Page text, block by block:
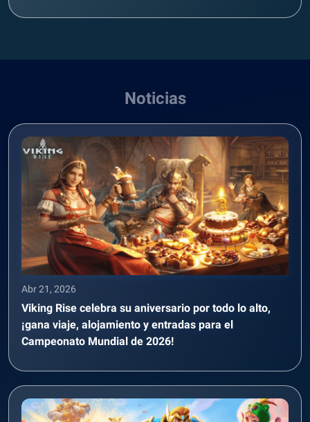
Noticias
Abr 21, 2026
Viking Rise celebra su aniversario por todo lo alto,
¡gana viaje, alojamiento y entradas para el
Campeonato Mundial de 2026!